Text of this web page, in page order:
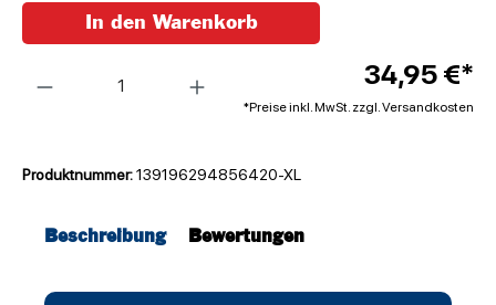
34,95 €*
*Preise inkl. MwSt. zzgl. Versandkosten
In den Warenkorb
Produktnummer:139196294856420-XL
Beschreibung Bewertungen